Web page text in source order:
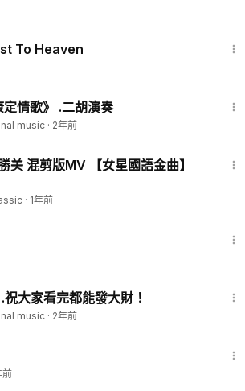
To Heaven
定情歌》 .二胡演奏
music · 2年前
美 混剪版MV 【女星國語金曲】
· 1年前
大家看完都能發大財！
music · 2年前
前